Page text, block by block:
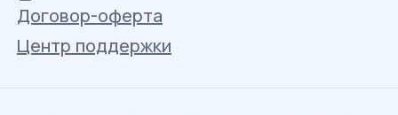
Договор-оферта
Центр поддержки